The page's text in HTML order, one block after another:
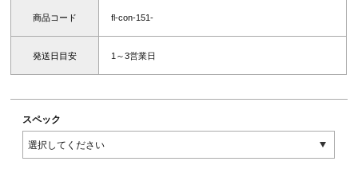
商品コード fl-con-151-
発送日目安 1～3営業日
スペック